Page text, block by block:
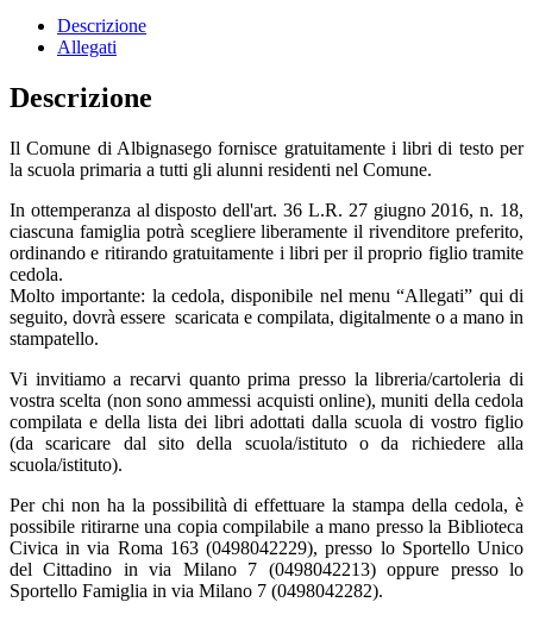
Descrizione
Allegati
Descrizione
Il Comune di Albignasego fornisce gratuitamente i libri di testo per
la scuola primaria a tutti gli alunni residenti nel Comune.
In ottemperanza al disposto dell'art. 36 L.R. 27 giugno 2016, n. 18,
ciascuna famiglia potrà scegliere liberamente il rivenditore preferito,
ordinando e ritirando gratuitamente i libri per il proprio figlio tramite
cedola.
Molto importante: la cedola, disponibile nel menu “Allegati” qui di
seguito, dovrà essere scaricata e compilata, digitalmente o a mano in
stampatello.
Vi invitiamo a recarvi quanto prima presso la libreria/cartoleria di
vostra scelta (non sono ammessi acquisti online), muniti della cedola
compilata e della lista dei libri adottati dalla scuola di vostro figlio
(da scaricare dal sito della scuola/istituto o da richiedere alla
scuola/istituto).
Per chi non ha la possibilità di effettuare la stampa della cedola, è
possibile ritirarne una copia compilabile a mano presso la Biblioteca
Civica in via Roma 163 (0498042229), presso lo Sportello Unico
del Cittadino in via Milano 7 (0498042213) oppure presso lo
Sportello Famiglia in via Milano 7 (0498042282).